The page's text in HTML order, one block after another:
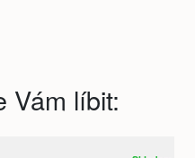
Vám líbit: